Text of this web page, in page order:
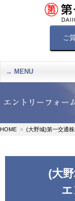
ご
MENU
HOME (大野城)第一交通
(大